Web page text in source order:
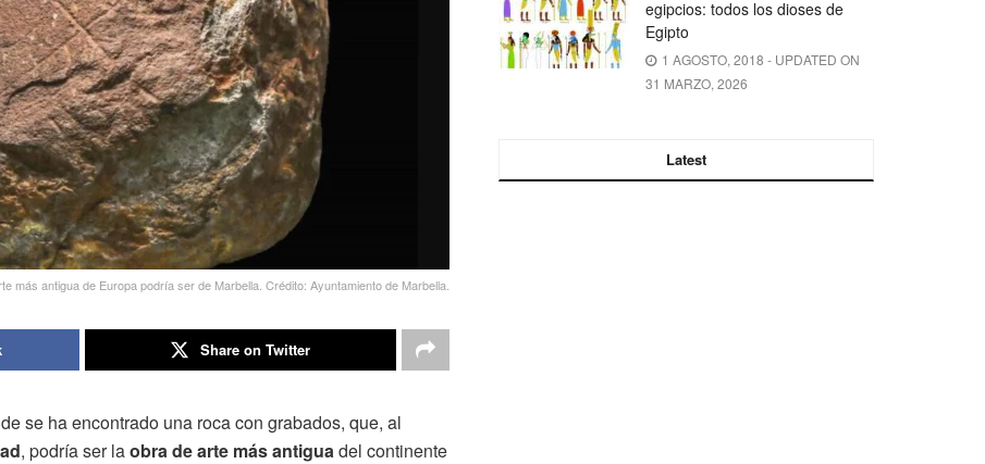
más antigua de Europa podría ser de Marbella. Crédito: Ayuntamiento de Marbella.
Share on Twitter
se ha encontrado una roca con grabados, que, al
, podría ser laobra de arte más antiguadel continente
egipcios: todos los dioses de
Egipto
1 AGOSTO, 2018 - UPDATED ON
31 MARZO, 2026
Latest